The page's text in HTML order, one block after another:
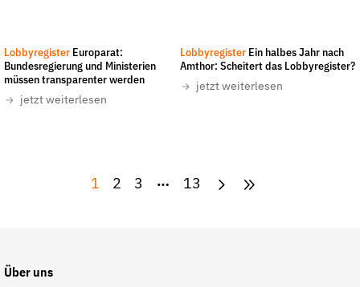
Lobbyregister Europarat:
Bundesregierung und Ministerien
müssen transparenter werden
jetzt weiterlesen
Lobbyregister Ein halbes Jahr nach
Amthor: Scheitert das Lobbyregister?
jetzt weiterlesen
1 2 3 13
Über uns